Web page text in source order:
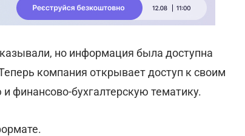
но информация была доступна
компания открывает доступ к своим
бухгалтерскую тематику.